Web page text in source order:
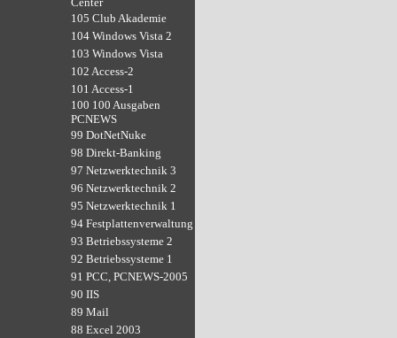
105 Club Akademie
104 Windows Vista 2
103 Windows Vista
102 Access-2
101 Access-1
100 100 Ausgaben
PCNEWS
99 DotNetNuke
98 Direkt-Banking
97 Netzwerktechnik 3
96 Netzwerktechnik 2
95 Netzwerktechnik 1
94 Festplattenverwaltung
93 Betriebssysteme 2
92 Betriebssysteme 1
91 PCC, PCNEWS-2005
90 IIS
89 Mail
88 Excel 2003